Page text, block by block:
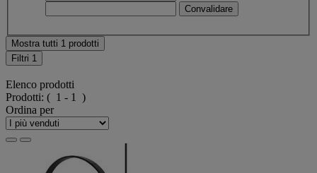
Mostra tutti 1 prodotti
Filtri 1
Elenco prodotti
Prodotti: ( 1 - 1 )
Ordina per